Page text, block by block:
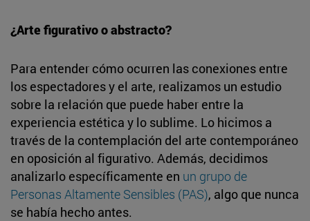
¿Arte figurativo o abstracto?
Para entender cómo ocurren las conexiones entre
los espectadores y el arte, realizamos un estudio
sobre la relación que puede haber entre la
experiencia estética y lo sublime. Lo hicimos a
través de la contemplación del arte contemporáneo
en oposición al figurativo. Además, decidimos
analizarlo específicamente en un grupo de
Personas Altamente Sensibles (PAS), algo que nunca
se había hecho antes.